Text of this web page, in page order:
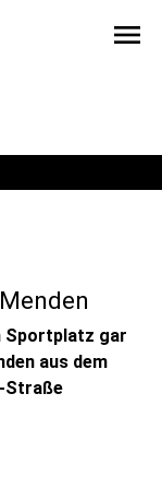
menu
Sportplatz gar
aus dem
Straße